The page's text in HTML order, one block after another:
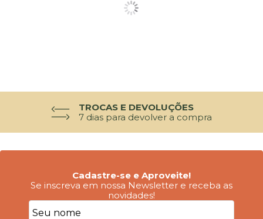
TROCAS E DEVOLUÇÕES
7 dias para devolver a compra
Cadastre-se e Aproveite!
Se inscreva em nossa Newsletter e receba as
novidades!